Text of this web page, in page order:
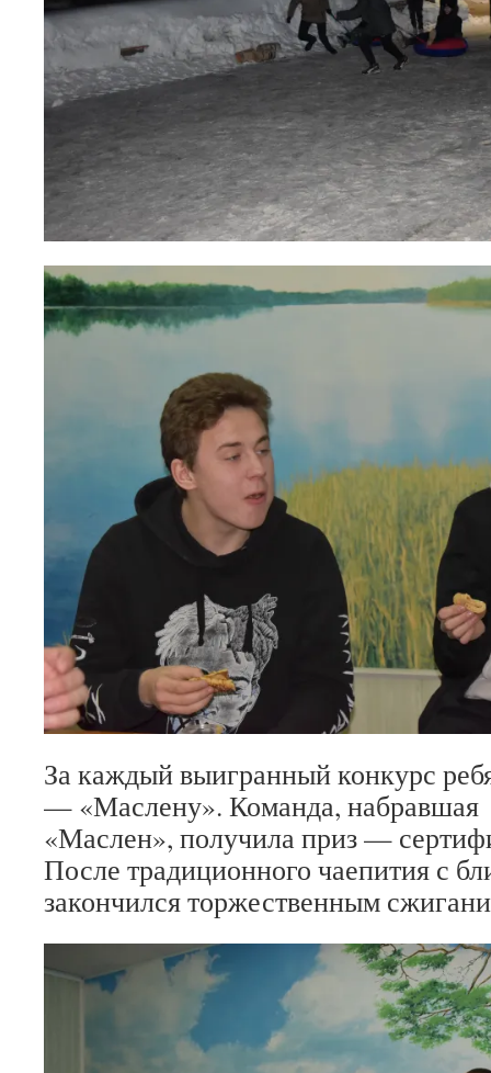
За каждый выигранный конкурс
— «Маслену». Команда, набравшая
«Маслен», получила приз —
После традиционного чаепития с
закончился торжественным